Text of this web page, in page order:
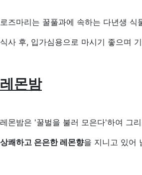
로즈마리는 꿀풀과에 속하는 다년생 식
식사 후, 입가심용으로 마시기 좋으며
레몬밤
레몬밤은 '꿀벌을 불러 모은다'하여 그
상쾌하고 은은한 레몬향을 지니고 있어